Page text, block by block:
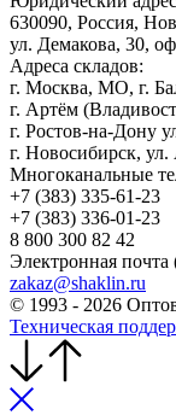
630090, Россия,
ул. Демакова, 30,
Адреса складов:
г. Москва, МО, г.
г. Артём
г. Ростов-на-Дону
г. Новосибирск, ул.
Многоканальные
+7 (383) 335-61-23
+7 (383) 336-01-23
8 800 300 82 42
Электронная
zakaz@shaklin.ru
© 1993 - 2026
Техническая